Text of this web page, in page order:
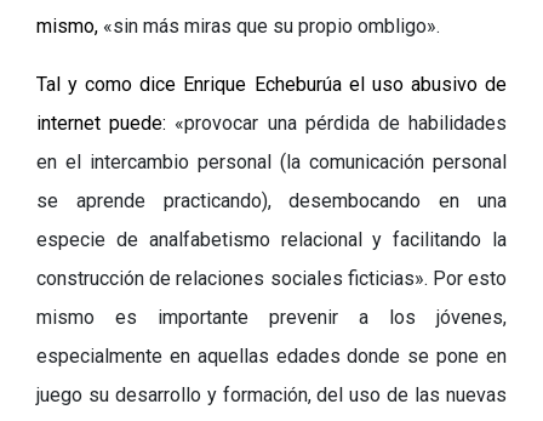
mismo, «sin más miras que su propio ombligo».
Tal y como dice Enrique Echeburúa el uso abusivo de
internet puede: «provocar una pérdida de habilidades
en el intercambio personal (la comunicación personal
se aprende practicando), desembocando en una
especie de analfabetismo relacional y facilitando la
construcción de relaciones sociales ficticias». Por esto
mismo es importante prevenir a los jóvenes,
especialmente en aquellas edades donde se pone en
juego su desarrollo y formación, del uso de las nuevas